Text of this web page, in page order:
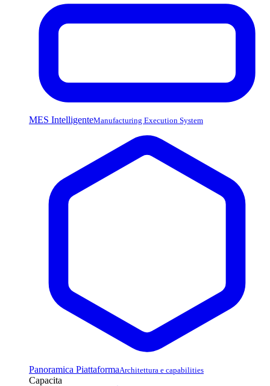
MES IntelligenteManufacturing Execution System
Panoramica PiattaformaArchitettura e capabilities
Capacita